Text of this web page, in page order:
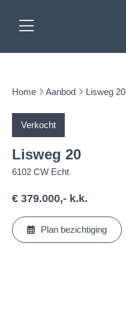
Home Aanbod Lisweg 20
Verkocht
Lisweg 20
6102 CW Echt
€ 379.000,- k.k.
Plan bezichtiging